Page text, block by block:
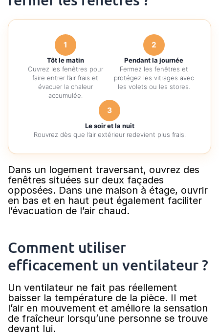
1
Tôt le matin
Ouvrez les fenêtres pour
faire entrer l’air frais et
évacuer la chaleur
accumulée.
2
Pendant la journée
Fermez les fenêtres et
protégez les vitrages avec
les volets ou les stores.
3
Le soir et la nuit
Rouvrez dès que l’air extérieur redevient plus frais.
Dans un logement traversant, ouvrez des
fenêtres situées sur deux façades
opposées. Dans une maison à étage, ouvrir
en bas et en haut peut également faciliter
l’évacuation de l’air chaud.
Comment utiliser
efficacement un ventilateur ?
Un ventilateur ne fait pas réellement
baisser la température de la pièce. Il met
l’air en mouvement et améliore la sensation
de fraîcheur lorsqu’une personne se trouve
devant lui.